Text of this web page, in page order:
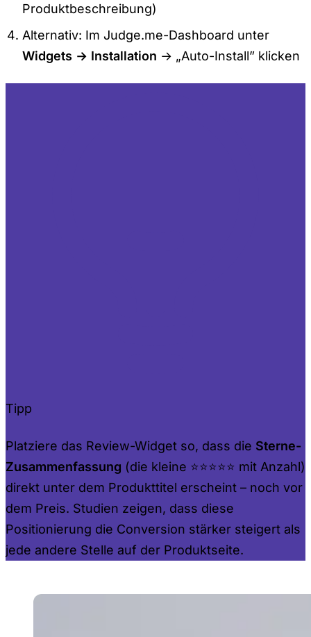
Produktbeschreibung)
Alternativ: Im Judge.me-Dashboard unter
Widgets → Installation → „Auto-Install” klicken
Tipp
Platziere das Review-Widget so, dass die Sterne-
Zusammenfassung (die kleine ⭐⭐⭐⭐⭐ mit Anzahl)
direkt unter dem Produkttitel erscheint – noch vor
dem Preis. Studien zeigen, dass diese
Positionierung die Conversion stärker steigert als
jede andere Stelle auf der Produktseite.